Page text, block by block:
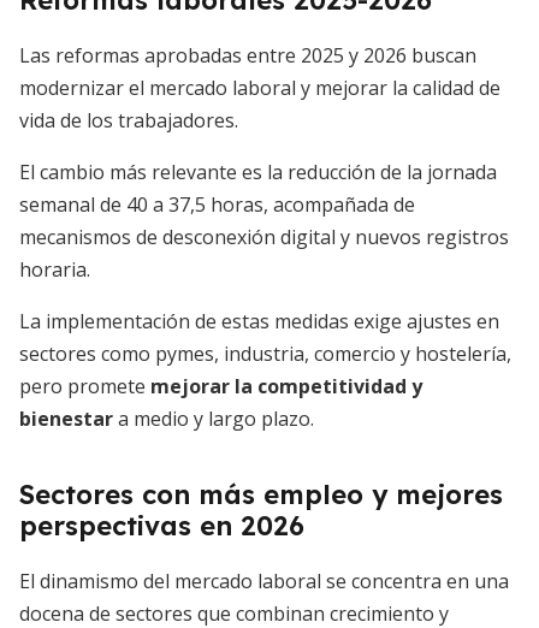
Las reformas aprobadas entre 2025 y 2026 buscan
modernizar el mercado laboral y mejorar la calidad de
vida de los trabajadores.
El cambio más relevante es la reducción de la jornada
semanal de 40 a 37,5 horas, acompañada de
mecanismos de desconexión digital y nuevos registros
horaria.
La implementación de estas medidas exige ajustes en
sectores como pymes, industria, comercio y hostelería,
pero promete mejorar la competitividad y
bienestara medio y largo plazo.
Sectores con más empleo y mejores
perspectivas en 2026
El dinamismo del mercado laboral se concentra en una
docena de sectores que combinan crecimiento y